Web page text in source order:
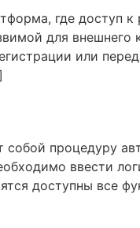
где доступ к
для внешнего
или
собой процедуру
ввести
доступны все